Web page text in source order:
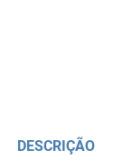
DESCRIÇÃO